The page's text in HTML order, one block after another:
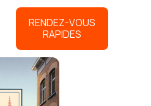
RENDEZ-VOUS
RAPIDES